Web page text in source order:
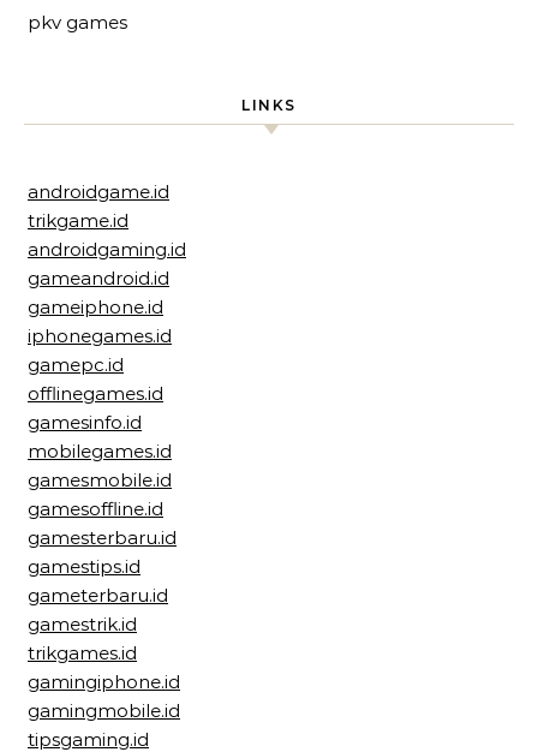
pkv games
LINKS
androidgame.id
trikgame.id
androidgaming.id
gameandroid.id
gameiphone.id
iphonegames.id
gamepc.id
offlinegames.id
gamesinfo.id
mobilegames.id
gamesmobile.id
gamesoffline.id
gamesterbaru.id
gamestips.id
gameterbaru.id
gamestrik.id
trikgames.id
gamingiphone.id
gamingmobile.id
tipsgaming.id